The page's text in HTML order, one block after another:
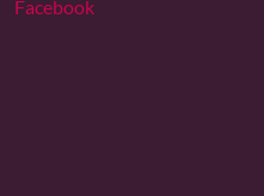
Facebook